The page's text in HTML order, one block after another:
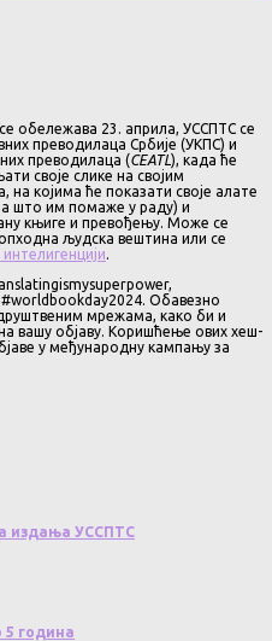
се обележава 23. априла, УССПТС се
преводилаца Србије (УКПС) и
преводилаца (CEATL), када ће
своје слике на својим
којима ће показати своје алате
што им помаже у раду) и
књиге и превођењу. Може се
људска вештина или се
.
Обавезно
мрежама, како би и
вашу објаву. Коришћење ових хеш-
у међународну кампању за
издања УССПТС
5 година